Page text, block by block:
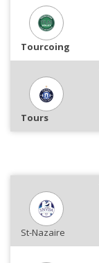
Tourcoing
Tours
St-Nazaire